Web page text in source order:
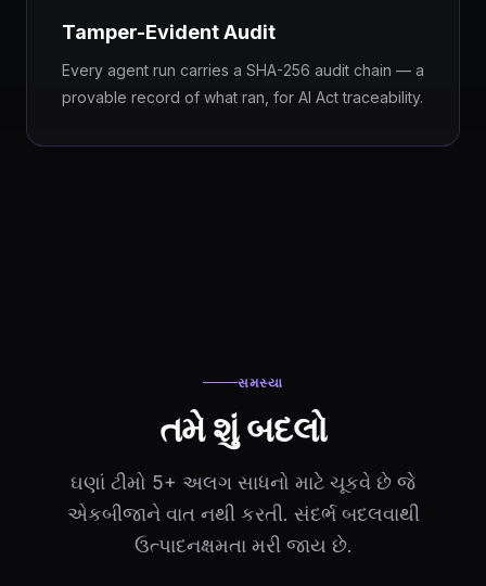
Tamper-Evident Audit
Every agent run carries a SHA-256 audit chain — a
provable record of what ran, for AI Act traceability.
સમસ્યા
તમે શું બદલો
ઘણાં ટીમો 5+ અલગ સાધનો માટે ચૂકવે છે જે
એકબીજાને વાત નથી કરતી. સંદર્ભ બદલવાથી
ઉત્પાદનક્ષમતા મરી જાય છે.